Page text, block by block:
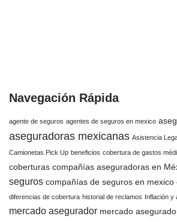
Navegación Rápida
agente de seguros agentes de seguros en mexico
aseguradoras mexicanas Asistencia
Camionetas Pick Up beneficios cobertura de gastos
coberturas compañías aseguradoras en
seguros compañías de seguros en mexico
diferencias de cobertura historial de reclamos Inflación y
mercado asegurador mercado